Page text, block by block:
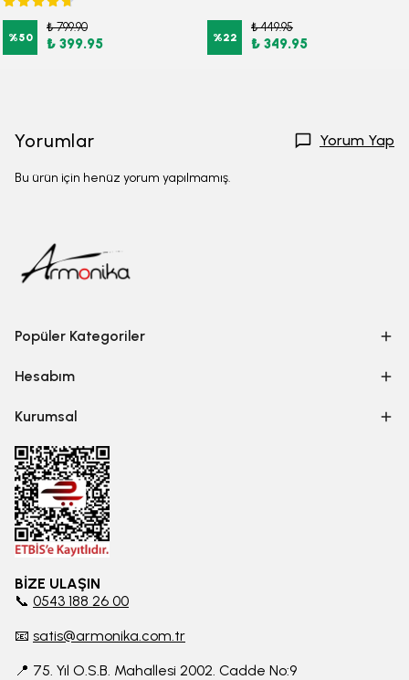
%50
₺ 799.90
₺ 399.95 %22
₺ 449.95
₺ 349.95
Yorumlar Yorum Yap
Bu ürün için henüz yorum yapılmamış.
Popüler Kategoriler
Hesabım
Kurumsal
BİZE ULAŞIN
📞 0543 188 26 00
📧 satis@armonika.com.tr
📍 75. Yıl O.S.B. Mahallesi 2002. Cadde No:9